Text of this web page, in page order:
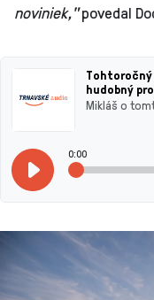
noviniek,"povedal
hudobný
Mikláš o
0:00